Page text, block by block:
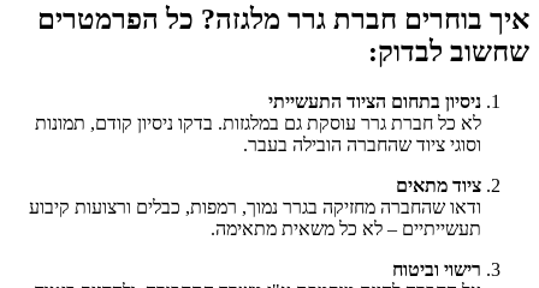
איך בוחרים חברת גרר מלגזה? כל הפרמטרים
שחשוב לבדוק:
ניסיון בתחום הציוד התעשייתי
לא כל חברת גרר עוסקת גם במלגזות. בדקו ניסיון קודם, תמונות
וסוגי ציוד שהחברה הובילה בעבר.
ציוד מתאים
ודאו שהחברה מחזיקה בגרר נמוך, רמפות, כבלים ורצועות קיבוע
תעשייתיים – לא כל משאית מתאימה.
רישוי וביטוח